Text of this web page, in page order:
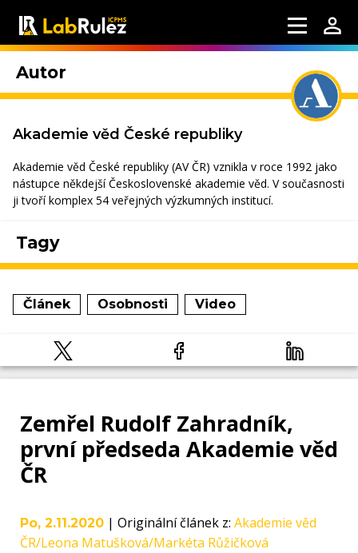
Autor
Akademie věd České republiky
Akademie věd České republiky (AV ČR) vznikla v roce 1992 jako
nástupce někdejší Československé akademie věd. V současnosti
ji tvoří komplex 54 veřejných výzkumných institucí.
Tagy
Článek Osobnosti Video
Zemřel Rudolf Zahradník,
první předseda Akademie věd
ČR
Po, 2.11.2020 | Originální článek z: Akademie věd
ČR/Leona Matušková/Markéta Růžičková